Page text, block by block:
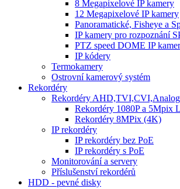
8 Megapixelové IP kamery
12 Megapixelové IP kamery
Panoramatické, Fisheye a
IP kamery pro rozpoznání
PTZ speed DOME IP
IP kódery
Termokamery
Ostrovní kamerový systém
Rekordéry
Rekordéry AHD,TVI,CVI,Analog
Rekordéry 1080P a 5Mpix
Rekordéry 8MPix (4K)
IP rekordéry
IP rekordéry bez PoE
IP rekordéry s PoE
Monitorování a servery
Příslušenství rekordérů
HDD - pevné disky